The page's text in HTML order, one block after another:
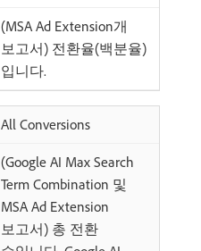
(MSA Ad Extension개
보고서) 전환율(백분율)
입니다.
All Conversions
(Google AI Max Search
Term Combination 및
MSA Ad Extension
보고서) 총 전환